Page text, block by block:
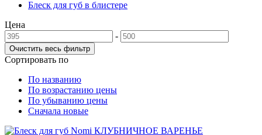
Блеск для губ в блистере
Цена
-
Сортировать по
По названию
По возрастанию цены
По убыванию цены
Сначала новые